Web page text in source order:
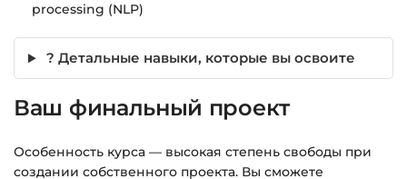
processing (NLP)
? Детальные навыки, которые вы освоите
Ваш финальный проект
Особенность курса — высокая степень свободы при
создании собственного проекта. Вы сможете